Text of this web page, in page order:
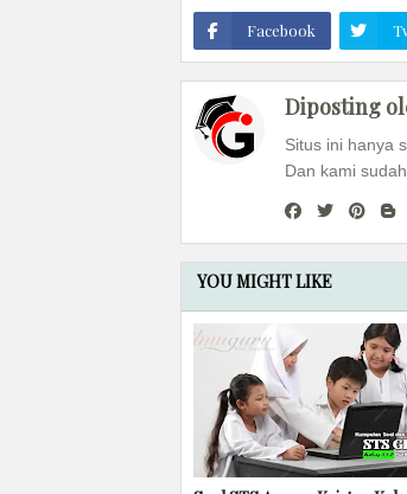
Facebook
Diposting
Situs ini hanya
Dan kami
YOU MIGHT LIKE